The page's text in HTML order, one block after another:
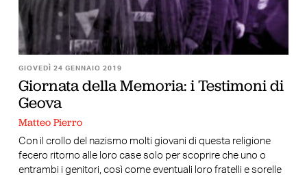
GIOVEDÌ 24 GENNAIO 2019
Giornata della Memoria: i Testimoni di
Geova
Matteo Pierro
Con il crollo del nazismo molti giovani di questa religione
fecero ritorno alle loro case solo per scoprire che uno o
entrambi i genitori, così come eventuali loro fratelli e sorelle